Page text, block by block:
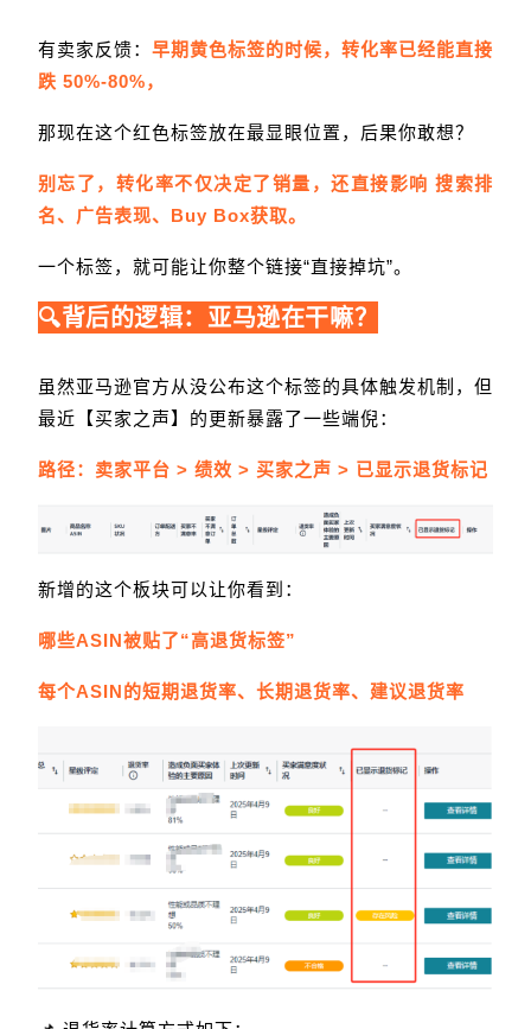
有卖家反馈： 早期黄色标签的时候，转化率已经能直接
跌 50%-80%，
那现在这个红色标签放在最显眼位置，后果你敢想？
别忘了，转化率不仅决定了销量，还直接影响 搜索排
名、广告表现、Buy Box获取。
一个标签，就可能让你整个链接“直接掉坑”。
🔍背后的逻辑：亚马逊在干嘛？
虽然亚马逊官方从没公布这个标签的具体触发机制，但
最近【买家之声】的更新暴露了一些端倪：
路径：卖家平台 > 绩效 > 买家之声 > 已显示退货标记
新增的这个板块可以让你看到：
哪些ASIN被贴了“高退货标签”
每个ASIN的短期退货率、长期退货率、建议退货率